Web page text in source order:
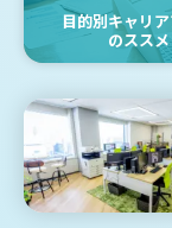
目的別キャリ
のススメ